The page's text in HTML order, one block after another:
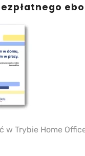
w Trybie Home